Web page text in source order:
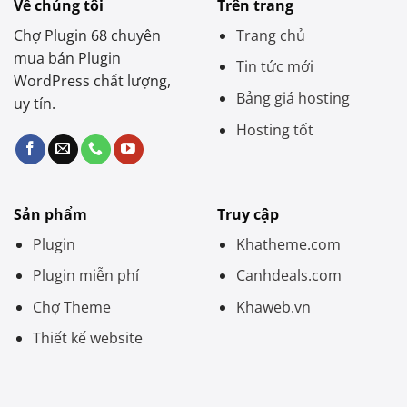
Về chúng tôi
Chợ Plugin 68 chuyên
mua bán Plugin
WordPress chất lượng,
uy tín.
Trên trang
Trang chủ
Tin tức mới
Bảng giá hosting
Hosting tốt
Sản phẩm
Plugin
Plugin miễn phí
Chợ Theme
Thiết kế website
Truy cập
Khatheme.com
Canhdeals.com
Khaweb.vn